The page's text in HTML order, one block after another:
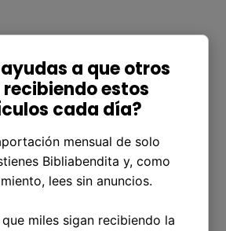
este pasaje de la Biblia,
valiosas para nuestra
ayudas a que otros
estos
cada día?
mensual de solo
Bibliabendita y, como
lees sin anuncios.
miles sigan recibiendo la